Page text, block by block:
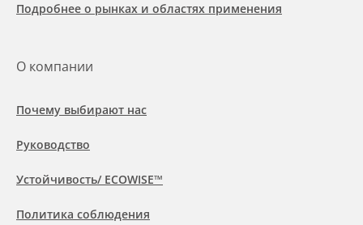
Подробнее о рынках и областях применения
О компании
Почему выбирают нас
Руководство
Устойчивость/ ECOWISE™
Политика соблюдения